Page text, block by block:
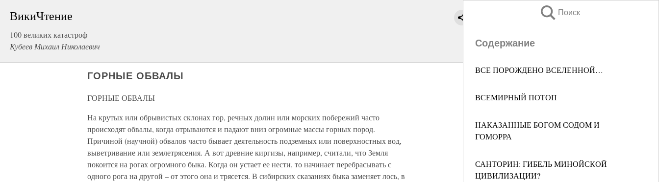
ВикиЧтение
100 великих катастроф
Кубеев Михаил Николаевич
Поиск
Содержание
ВСЕ ПОРОЖДЕНО ВСЕЛЕННОЙ…
ВСЕМИРНЫЙ ПОТОП
НАКАЗАННЫЕ БОГОМ СОДОМ И
ГОМОРРА
САНТОРИН: ГИБЕЛЬ МИНОЙСКОЙ
ЦИВИЛИЗАЦИИ?
ГОРНЫЕ ОБВАЛЫ
ГОРНЫЕ ОБВАЛЫ
На крутых или обрывистых склонах гор, речных долин или морских побережий часто
происходят обвалы, когда отрываются и падают вниз огромные массы горных пород.
Причиной (научной) обвалов часто бывает деятельность подземных или поверхностных вод,
выветривание или землетрясения. А вот древние киргизы, например, считали, что Земля
покоится на рогах огромного быка. Когда он устает ее нести, то начинает перебрасывать с
одного рога на другой – от этого она и трясется. В сибирских сказаниях быка заменяет лось, в